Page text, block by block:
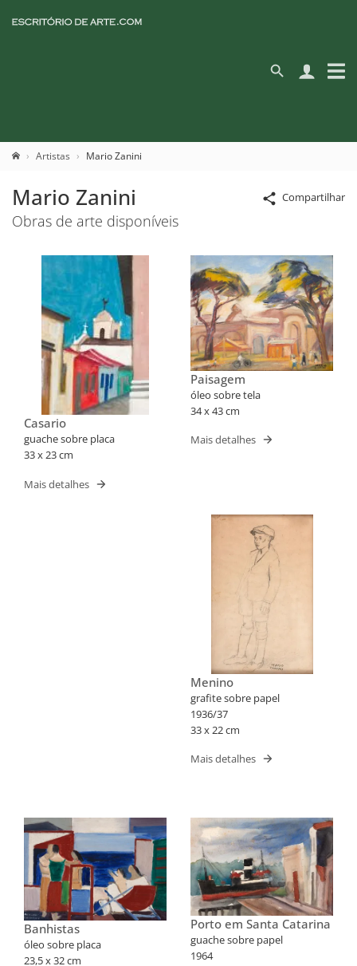
Artistas Mario Zanini
Compartilhar
Mario Zanini
Obras de arte disponíveis
Casario
guache sobre placa
33 x 23 cm
Mais detalhes
Paisagem
óleo sobre tela
34 x 43 cm
Mais detalhes
Menino
grafite sobre papel
1936/37
33 x 22 cm
Mais detalhes
Banhistas
óleo sobre placa
23,5 x 32 cm
Porto em Santa Catarina
guache sobre papel
1964